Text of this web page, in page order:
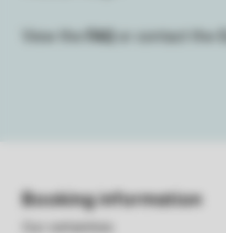
View the FAQ or contact the
Booking information